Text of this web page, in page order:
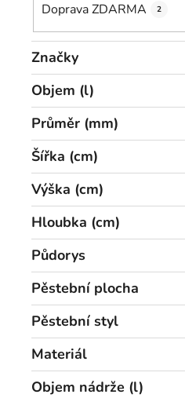
Doprava ZDARMA 2
Značky
Objem (l)
Průměr (mm)
Šířka (cm)
Výška (cm)
Hloubka (cm)
Půdorys
Pěstební plocha
Pěstební styl
Materiál
Objem nádrže (l)